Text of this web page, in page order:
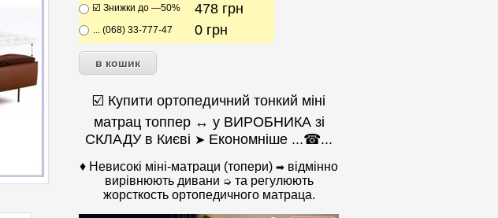
☑️ Знижки до —50% 478 грн
... (068) 33-777-47 0 грн
☑️ Купити ортопедичний тонкий міні
матрац топпер ↔ у ВИРОБНИКА зі
СКЛАДУ в Києві ➤ Економніше ...☎...
♦ Невисокі міні-матраци (топери) ➡ відмінно
вирівнюють дивани ➭ та регулюють
жорсткость ортопедичного матраца.